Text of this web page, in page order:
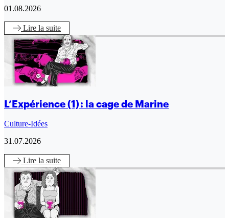
01.08.2026
Lire la suite
L’Expérience (1) : la cage de Marine
Culture-Idées
31.07.2026
Lire la suite